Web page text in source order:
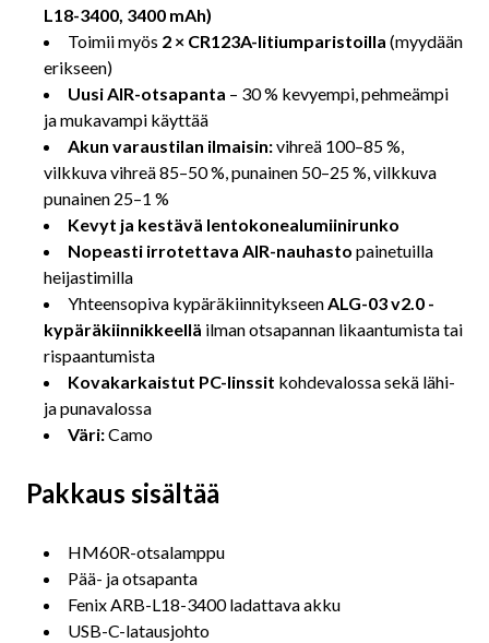
L18-3400, 3400 mAh)
Toimii myös 2 × CR123A-litiumparistoilla (myydään
erikseen)
Uusi AIR-otsapanta – 30 % kevyempi, pehmeämpi
ja mukavampi käyttää
Akun varaustilan ilmaisin:vihreä 100–85 %,
vilkkuva vihreä 85–50 %, punainen 50–25 %, vilkkuva
punainen 25–1 %
Kevyt ja kestävä lentokonealumiinirunko
Nopeasti irrotettava AIR-nauhasto painetuilla
heijastimilla
Yhteensopiva kypäräkiinnitykseenALG-03 v2.0 -
kypäräkiinnikkeellä ilman otsapannan likaantumista tai
rispaantumista
Kovakarkaistut PC-linssit kohdevalossa sekä lähi-
ja punavalossa
Väri:Camo
Pakkaus sisältää
HM60R-otsalamppu
Pää- ja otsapanta
Fenix ARB-L18-3400 ladattava akku
USB-C-latausjohto